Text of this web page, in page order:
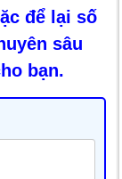
để lại số
sâu
bạn.